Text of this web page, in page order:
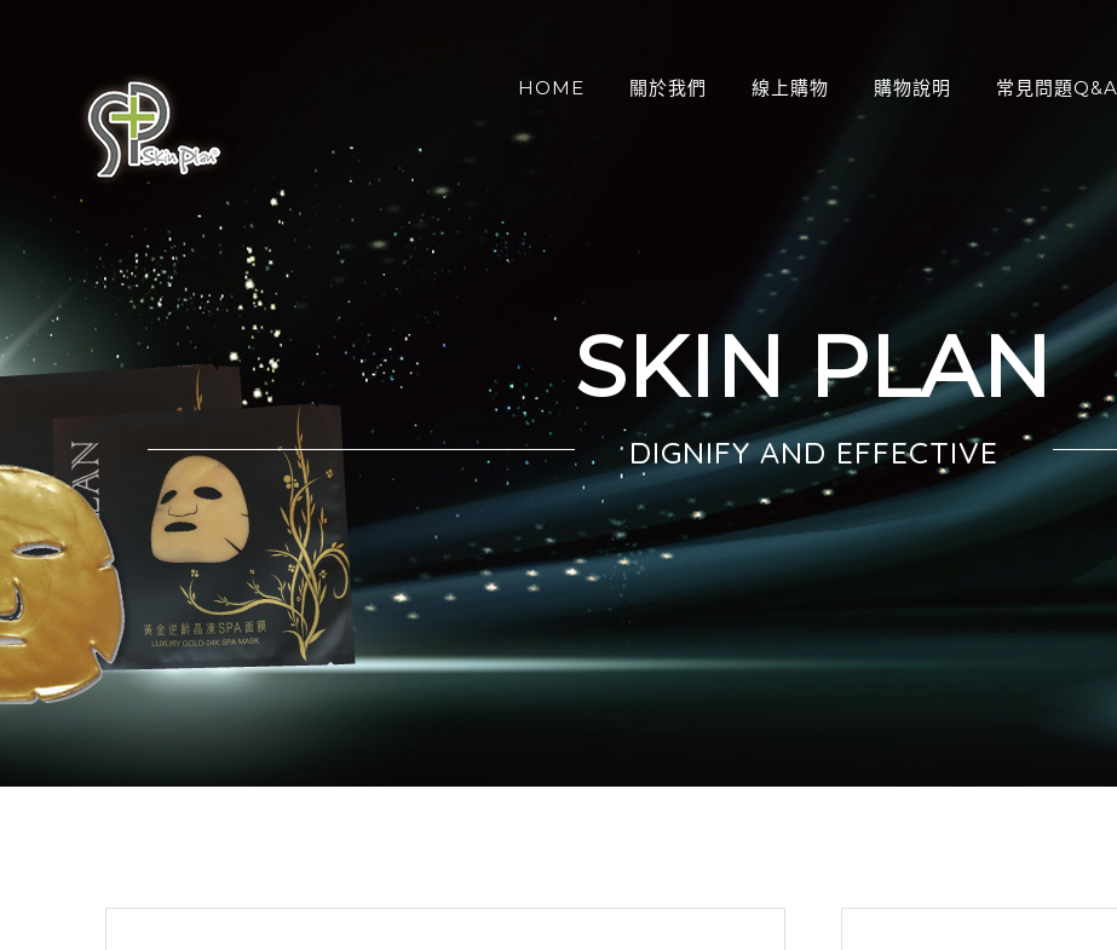
結
HOME 關於我們 線上購物 購物說明 常見問題Q&A
SKIN PLAN
DIGNIFY AND EFFECTIVE